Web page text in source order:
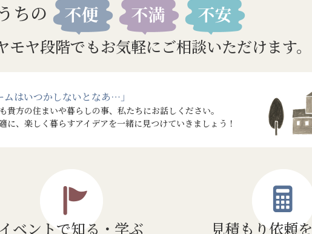
ちの
モヤ段階でもお気軽にご相談いただけます。
ムはいつかしないとなあ…」
貴方の住まいや暮らしの事、私たちにお話しください。
に、楽しく暮らすアイデアを一緒に見つけていきましょう！
イベントで知る・学ぶ 見積もり依頼